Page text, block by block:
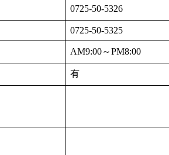
0725-50-5326
0725-50-5325
AM9:00～PM8:00
有